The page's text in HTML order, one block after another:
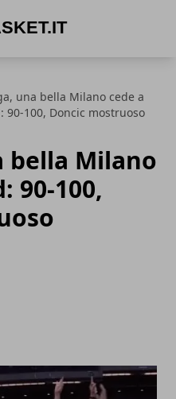
una bella Milano cede a
90-100, Doncic mostruoso
bella Milano
90-100,